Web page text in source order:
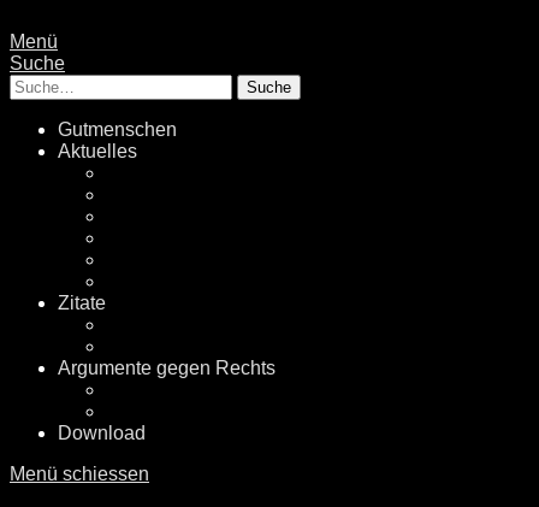
Menü
Suche
Suche
Gutmenschen
Aktuelles
Zitate
Argumente gegen Rechts
Download
Menü schiessen